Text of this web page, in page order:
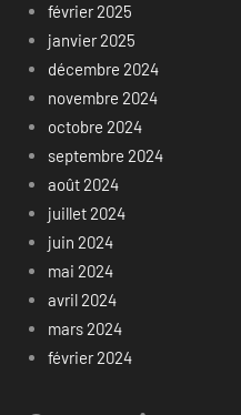
février 2025
janvier 2025
décembre 2024
novembre 2024
octobre 2024
septembre 2024
août 2024
juillet 2024
juin 2024
mai 2024
avril 2024
mars 2024
février 2024